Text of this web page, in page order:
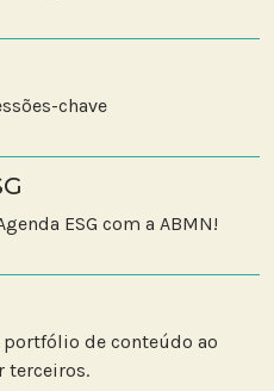
chave
ESG com a ABMN!
de conteúdo ao
terceiros.